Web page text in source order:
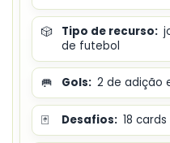
🎲 Tipo de recurso:
de futebol
🥅 Gols: 2 de adição
🃏 Desafios: 18